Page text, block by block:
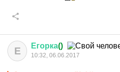
Е Егорка()
10:32, 06.06.2017